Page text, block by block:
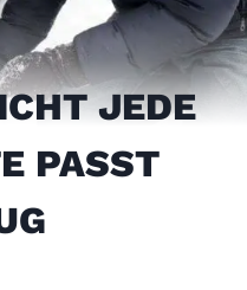
JEDE
PASST